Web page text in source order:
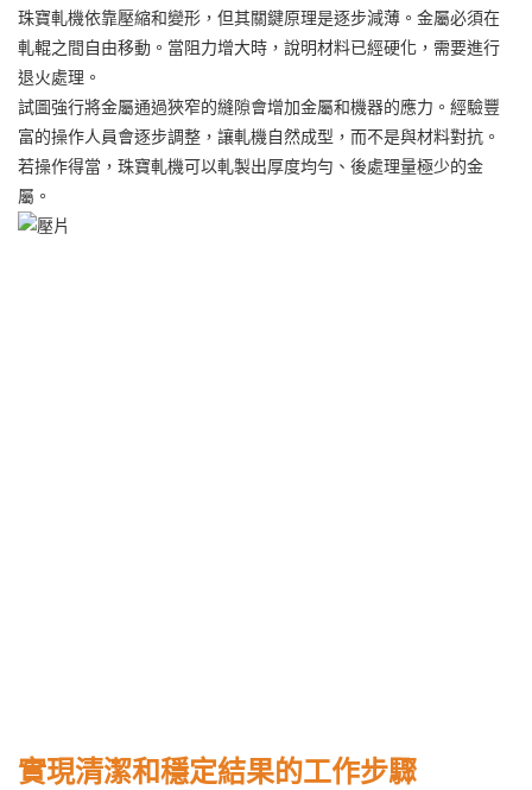
珠寶軋機依靠壓縮和變形，但其關鍵原理是逐步減薄。金屬必須在
軋輥之間自由移動。當阻力增大時，說明材料已經硬化，需要進行
退火處理。
試圖強行將金屬通過狹窄的縫隙會增加金屬和機器的應力。經驗豐
富的操作人員會逐步調整，讓軋機自然成型，而不是與材料對抗。
若操作得當，珠寶軋機可以軋製出厚度均勻、後處理量極少的金
屬。
實現清潔和穩定結果的工作步驟